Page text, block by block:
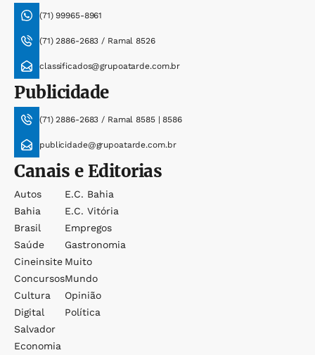
(71) 99965-8961
(71) 2886-2683 / Ramal 8526
classificados@grupoatarde.com.br
Publicidade
(71) 2886-2683 / Ramal 8585 | 8586
publicidade@grupoatarde.com.br
Canais e Editorias
Autos
Bahia
Brasil
Saúde
Cineinsite
Concursos
Cultura
Digital
Salvador
Economia
E.c. Bahia
E.c. Vitória
Empregos
Gastronomia
Muito
Mundo
Opinião
Política